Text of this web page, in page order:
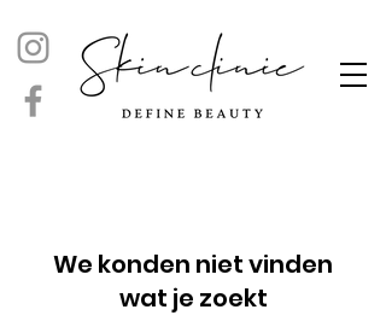
We konden niet vinden
wat je zoekt